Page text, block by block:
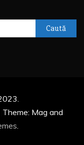
Theme: Mag and